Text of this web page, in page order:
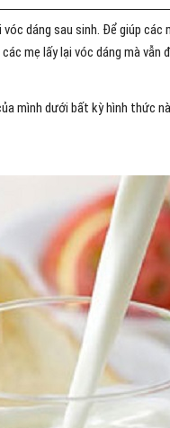
dáng sau sinh. Để giúp
mẹ lấy lại vóc dáng mà
mình dưới bất kỳ hình thức